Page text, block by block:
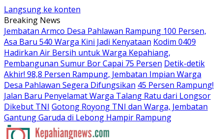
Langsung ke konten
Breaking News
Jembatan Armco Desa Pahlawan Rampung 100 Persen,
Asa Baru 540 Warga Kini Jadi Kenyataan Kodim 0409
Hadirkan Air Bersih untuk Warga Kepahiang,
Pembangunan Sumur Bor Capai 75 Persen Detik-detik
Akhir! 98,8 Persen Rampung, Jembatan Impian Warga
Desa Pahlawan Segera Difungsikan 45 Persen Rampung!
Jalan Baru Penyelamat Warga Talang Ratu dari Longsor
Dikebut TNI Gotong Royong TNI dan Warga, Jembatan
Gantung Garuda di Lebong Hampir Rampung